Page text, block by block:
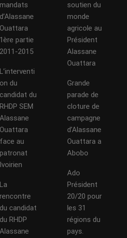
mandats
d’Alassane
Ouattara
1ère partie
2011-2015
L’interventi
on du
candidat du
RHDP SEM
Alassane
Ouattara
face au
patronat
Ivoirien
La
rencontre
du candidat
du RHDP
Alassane
soutien du
monde
agricole au
Président
Alassane
Ouattara
Grande
parade de
cloture de
campagne
d’Alassane
Ouattara a
Abobo
Ado
Président
20/20 pour
les 31
régions du
pays.